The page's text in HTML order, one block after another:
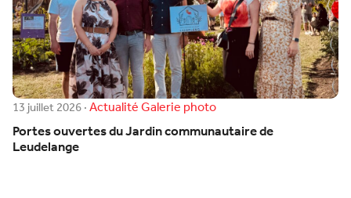
13 juillet 2026·ActualitéGalerie photo
Portes ouvertes du Jardin communautaire de
Leudelange